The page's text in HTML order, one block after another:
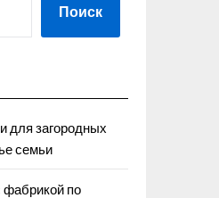
Поиск
для загородных
семьи
фабрикой по